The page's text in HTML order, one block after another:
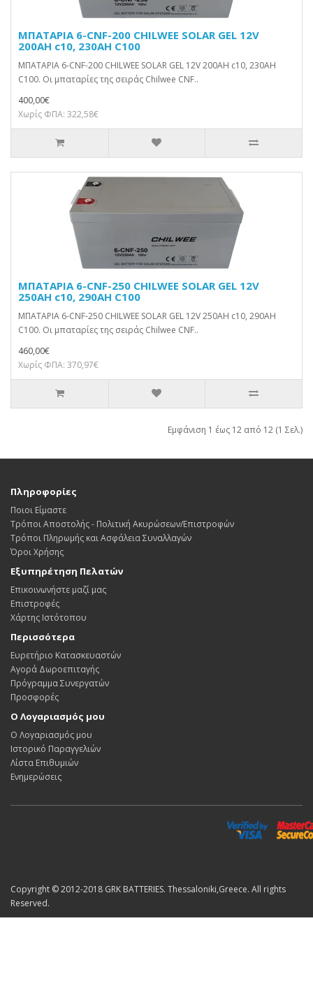
ΜΠΑΤΑΡΙΑ 6-CNF-200 CHILWEE SOLAR GEL 12V
200AH c10, 230AH C100
ΜΠΑΤΑΡΙΑ 6-CNF-200 CHILWEE SOLAR GEL 12V 200AH c10, 230AH
C100. Οι μπαταρίες της σειράς Chilwee CNF..
400,00€
Χωρίς ΦΠΑ: 322,58€
ΜΠΑΤΑΡΙΑ 6-CNF-250 CHILWEE SOLAR GEL 12V
250AH c10, 290AH C100
ΜΠΑΤΑΡΙΑ 6-CNF-250 CHILWEE SOLAR GEL 12V 250AH c10, 290AH
C100. Οι μπαταρίες της σειράς Chilwee CNF..
460,00€
Χωρίς ΦΠΑ: 370,97€
Εμφάνιση 1 έως 12 από 12 (1 Σελ.)
Πληροφορίες
Ποιοι Είμαστε
Τρόποι Αποστολής - Πολιτική Ακυρώσεων/Επιστροφών
Τρόποι Πληρωμής και Ασφάλεια Συναλλαγών
Όροι Χρήσης
Εξυπηρέτηση Πελατών
Επικοινωνήστε μαζί μας
Επιστροφές
Χάρτης Ιστότοπου
Περισσότερα
Ευρετήριο Κατασκευαστών
Αγορά Δωροεπιταγής
Πρόγραμμα Συνεργατών
Προσφορές
Ο Λογαριασμός μου
Ο Λογαριασμός μου
Ιστορικό Παραγγελιών
Λίστα Επιθυμιών
Ενημερώσεις
Copyright © 2012-2018 GRK BATTERIES. Thessaloniki,Greece. All rights
Reserved.